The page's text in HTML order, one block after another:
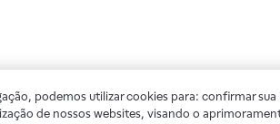
podemos utilizar cookies para: confirmar
de nossos websites, visando o